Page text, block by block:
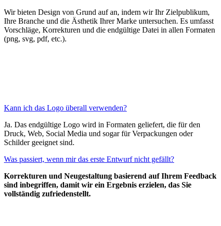
Wir bieten Design von Grund auf an, indem wir Ihr Zielpublikum,
Ihre Branche und die Ästhetik Ihrer Marke untersuchen. Es umfasst
Vorschläge, Korrekturen und die endgültige Datei in allen Formaten
(png, svg, pdf, etc.).
Kann ich das Logo überall verwenden?
Ja. Das endgültige Logo wird in Formaten geliefert, die für den
Druck, Web, Social Media und sogar für Verpackungen oder
Schilder geeignet sind.
Was passiert, wenn mir das erste Entwurf nicht gefällt?
Korrekturen und Neugestaltung basierend auf Ihrem Feedback
sind inbegriffen, damit wir ein Ergebnis erzielen, das Sie
vollständig zufriedenstellt.